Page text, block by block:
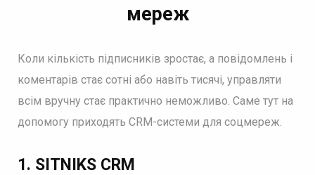
мереж
Коли кількість підписників зростає, а повідомлень і
коментарів стає сотні або навіть тисячі, управляти
всім вручну стає практично неможливо. Саме тут на
допомогу приходять CRM-системи для соцмереж.
1. SITNIKS CRM